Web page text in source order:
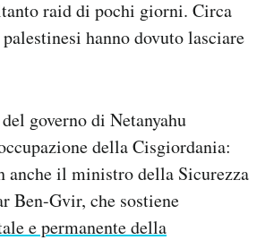
raid di pochi giorni. Circa
palestinesi hanno dovuto lasciare
governo di Netanyahu
della Cisgiordania:
anche il ministro della Sicurezza
Ben-Gvir, che sostiene
e permanente della